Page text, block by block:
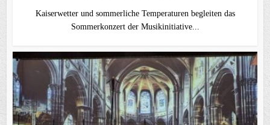
Kaiserwetter und sommerliche Temperaturen begleiten das
Sommerkonzert der Musikinitiative...